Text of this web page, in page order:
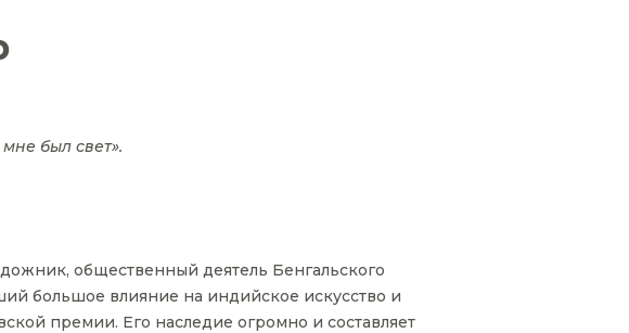
был свет».
общественный деятель Бенгальского
большое влияние на индийское искусство и
премии. Его наследие огромно и составляет